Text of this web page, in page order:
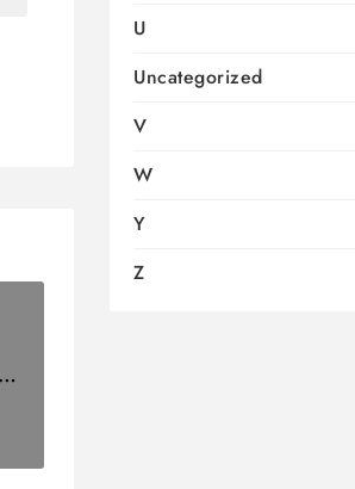
U
Uncategorized
V
W
Y
Z